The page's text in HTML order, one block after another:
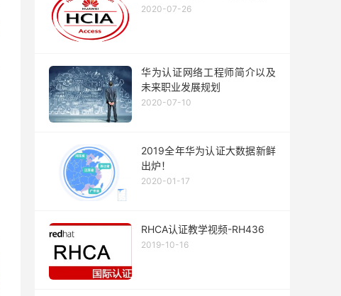
2020-07-26
华为认证网络工程师简介以及
未来职业发展规划
2020-07-10
2019全年华为认证大数据新鲜
出炉！
2020-01-17
RHCA认证教学视频-RH436
2019-10-16